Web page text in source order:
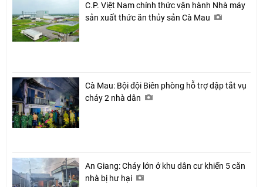
C.P. Việt Nam chính thức vận hành Nhà máy
sản xuất thức ăn thủy sản Cà Mau
Cà Mau: Bội đội Biên phòng hỗ trợ dập tắt vụ
cháy 2 nhà dân
An Giang: Cháy lớn ở khu dân cư khiến 5 căn
nhà bị hư hại